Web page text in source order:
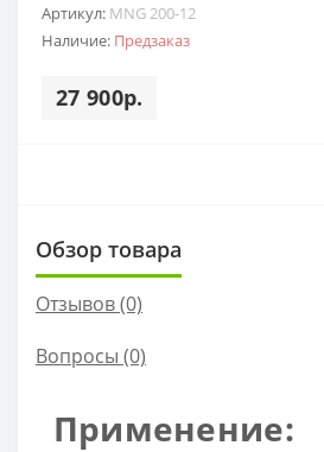
Артикул: MNG 200-12
Наличие: Предзаказ
27 900р.
Обзор товара
Отзывов (0)
Вопросы (0)
Применение: